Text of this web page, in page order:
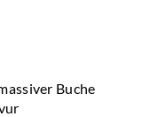
Buche